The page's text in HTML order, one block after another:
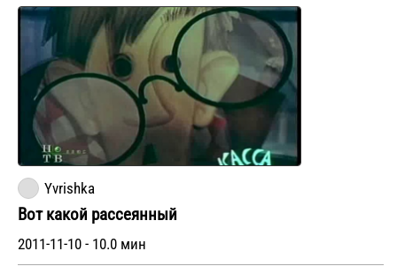
Yvrishka
Вот какой рассеянный
2011-11-10 - 10.0 мин